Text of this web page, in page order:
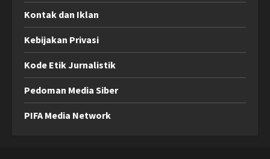
Kontak dan Iklan
Kebijakan Privasi
Kode Etik Jurnalistik
Pedoman Media Siber
PIFA Media Network